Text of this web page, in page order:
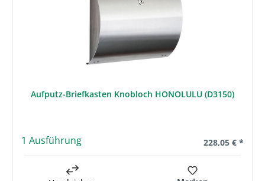
Aufputz-Briefkasten Knobloch HONOLULU (D3150)
1 Ausführung Regulärer
228,05 € *